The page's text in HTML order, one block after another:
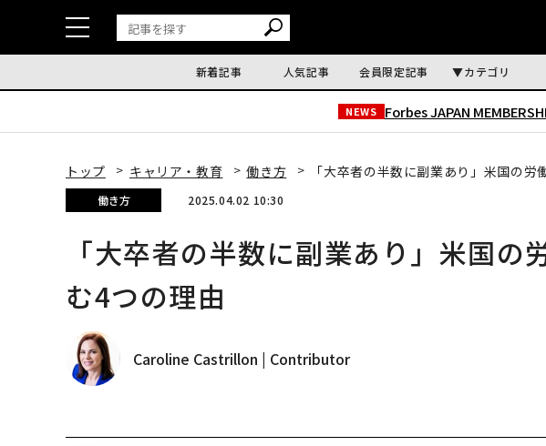
新着記事 人気記事 会員限定記事 カテゴリ
NEWS Forbes JAPAN
トップ キャリア・教育 働き方 「大卒者の半数に副業あり」米国の
働き方 2025.04.02 10:30
「大卒者の半数に副業あり」米国の
む4つの理由
Caroline Castrillon | Contributor